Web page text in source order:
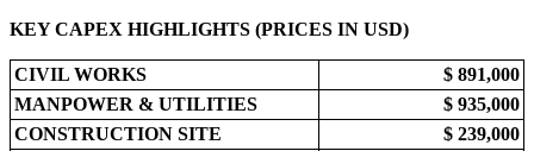
KEY CAPEX HIGHLIGHTS (PRICES IN USD)
CIVIL WORKS
$ 891,000
MANPOWER & UTILITIES
$ 935,000
CONSTRUCTION SITE
$ 239,000